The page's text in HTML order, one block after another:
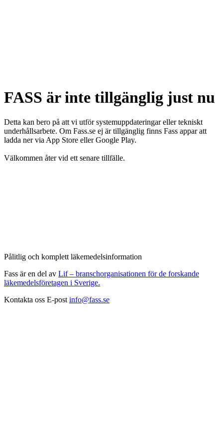
FASS är inte tillgänglig just nu
Detta kan bero på att vi utför systemuppdateringar eller tekniskt
underhållsarbete. Om Fass.se ej är tillgänglig finns Fass appar att
ladda ner via App Store eller Google Play.
Välkommen åter vid ett senare tillfälle.
Pålitlig och komplett läkemedelsinformation
Fass är en del av Lif – branschorganisationen för de forskande
läkemedelsföretagen i Sverige.
Kontakta oss E-post info@fass.se